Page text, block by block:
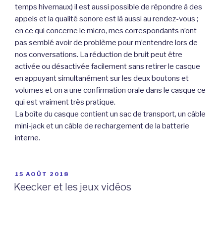
temps hivernaux) il est aussi possible de répondre à des
appels et la qualité sonore est là aussi au rendez-vous ;
en ce qui concerne le micro, mes correspondants n’ont
pas semblé avoir de problème pour m’entendre lors de
nos conversations. La réduction de bruit peut être
activée ou désactivée facilement sans retirer le casque
en appuyant simultanément sur les deux boutons et
volumes et on a une confirmation orale dans le casque ce
qui est vraiment très pratique.
La boîte du casque contient un sac de transport, un câble
mini-jack et un câble de rechargement de la batterie
interne.
PUBLIÉ
LE
15 AOÛT 2018
Keecker et les jeux vidéos